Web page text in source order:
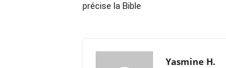
précise la Bible
Yasmine H.